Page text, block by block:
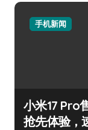
手机新闻
小米17 Pro
抢先体验，